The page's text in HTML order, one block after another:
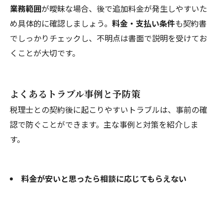
業務範囲が曖昧な場合、後で追加料金が発生しやすいた
め具体的に確認しましょう。 料金・支払い条件も契約書
でしっかりチェックし、不明点は書面で説明を受けてお
くことが大切です。
よくあるトラブル事例と予防策
税理士との契約後に起こりやすいトラブルは、事前の確
認で防ぐことができます。主な事例と対策を紹介しま
す。
料金が安いと思ったら相談に応じてもらえない